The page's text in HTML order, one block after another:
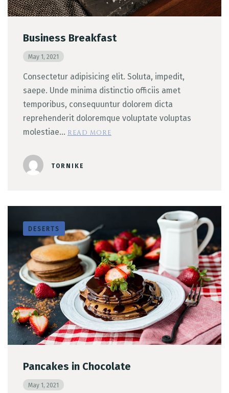
Business Breakfast
May 1, 2021
Consectetur adipisicing elit. Soluta, impedit,
saepe. Unde minima distinctio officiis amet
temporibus, consequuntur dolorem dicta
reprehenderit doloremque voluptate voluptas
molestiae… READ MORE
TORNIKE
DESERTS
Pancakes in Chocolate
May 1, 2021